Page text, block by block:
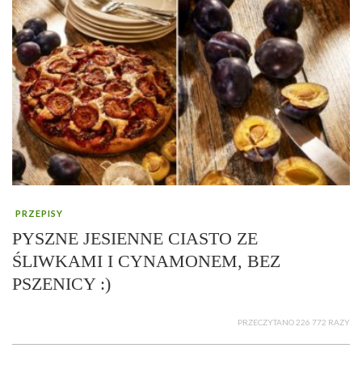
PRZEPISY
PYSZNE JESIENNE CIASTO ZE
ŚLIWKAMI I CYNAMONEM, BEZ
PSZENICY :)
PRZECZYTANO 226 772 RAZY